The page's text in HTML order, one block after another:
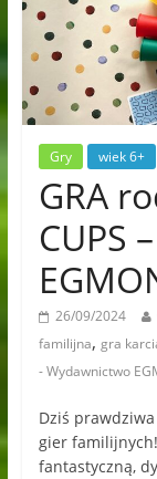
Gry wiek 6+
GRA
CUPS
26/09/2024
familijna, gra
- Wydawnictwo
Dziś
gier
fantastyczną,